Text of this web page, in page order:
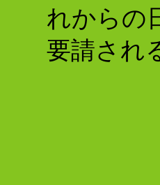
れからの
要請され